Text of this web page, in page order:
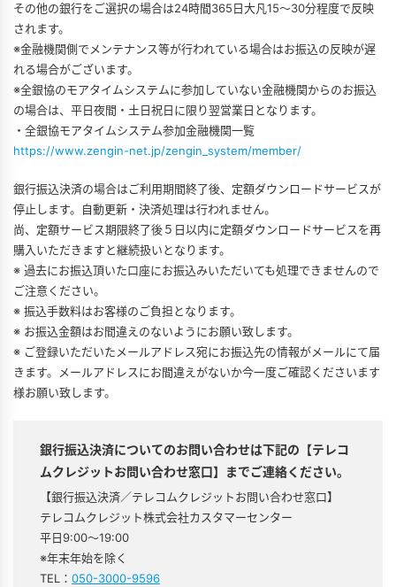
その他の銀行をご選択の場合は24時間365日大凡15～30分程度で反映
されます。
※金融機関側でメンテナンス等が行われている場合はお振込の反映が遅
れる場合がございます。
※全銀協のモアタイムシステムに参加していない金融機関からのお振込
の場合は、平日夜間・土日祝日に限り翌営業日となります。
・全銀協モアタイムシステム参加金融機関一覧
https://www.zengin-net.jp/zengin_system/member/
銀行振込決済の場合はご利用期間終了後、定額ダウンロードサービスが
停止します。自動更新・決済処理は行われません。
尚、定額サービス期限終了後５日以内に定額ダウンロードサービスを再
購入いただきますと継続扱いとなります。
※ 過去にお振込頂いた口座にお振込みいただいても処理できませんので
ご注意ください。
※ 振込手数料はお客様のご負担となります。
※ お振込金額はお間違えのないようにお願い致します。
※ ご登録いただいたメールアドレス宛にお振込先の情報がメールにて届
きます。メールアドレスにお間違えがないか今一度ご確認くださいます
様お願い致します。
銀行振込決済についてのお問い合わせは下記の【テレコ
ムクレジットお問い合わせ窓口】までご連絡ください。
【銀行振込決済／テレコムクレジットお問い合わせ窓口】
テレコムクレジット株式会社カスタマーセンター
平日9:00～19:00
※年末年始を除く
TEL： 050-3000-9596